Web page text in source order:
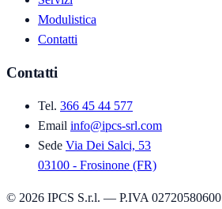
Modulistica
Contatti
Contatti
Tel. 366 45 44 577
Email info@ipcs-srl.com
Sede Via Dei Salci, 53
03100 - Frosinone (FR)
© 2026 IPCS S.r.l. — P.IVA 02720580600